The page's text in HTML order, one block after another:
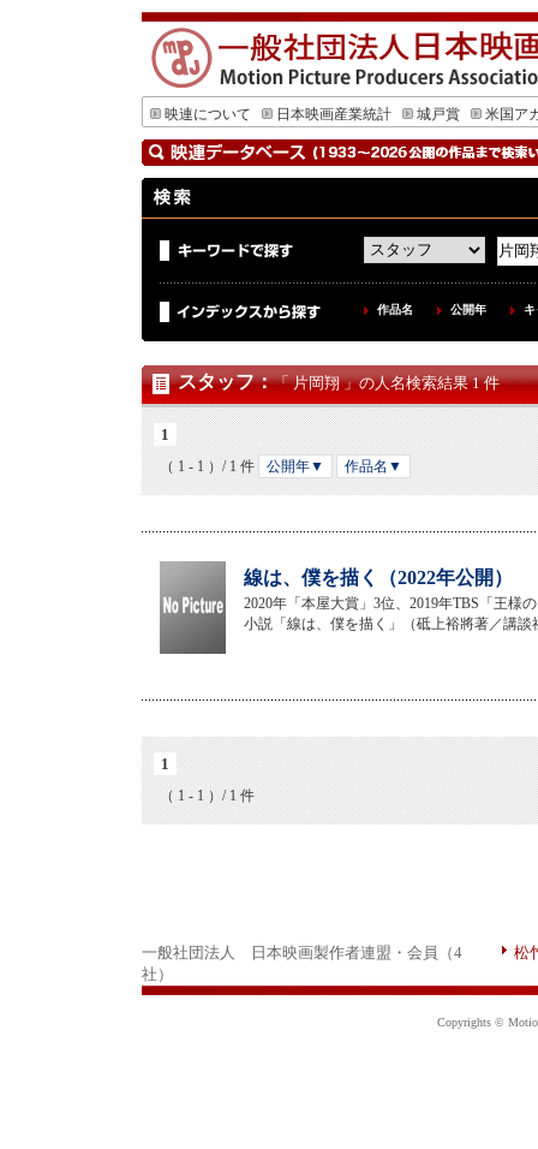
映連について 日本映画産業統計 城戸賞 米国ア
作品名 公開年
スタッフ：「 片岡翔 」の人名検索結果 1 件
1
（ 1 - 1 ）/ 1 件 公開年▼ 作品名▼
線は、僕を描く（2022年公開）
2020年「本屋大賞」3位、2019年TBS「王様
小説「線は、僕を描く」（砥上裕將著／講
1
（ 1 - 1 ）/ 1 件
一般社団法人 日本映画製作者連盟・会員（4
社）
松
Copyrights ©